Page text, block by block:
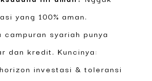
yang 100% aman.
campuran syariah punya
dan kredit. Kuncinya:
investasi & toleransi